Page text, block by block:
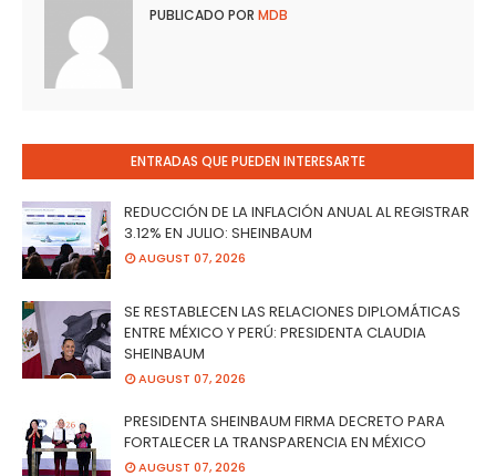
PUBLICADO POR MDB
ENTRADAS QUE PUEDEN INTERESARTE
REDUCCIÓN DE LA INFLACIÓN ANUAL AL REGISTRAR
3.12% EN JULIO: SHEINBAUM
AUGUST 07, 2026
SE RESTABLECEN LAS RELACIONES DIPLOMÁTICAS
ENTRE MÉXICO Y PERÚ: PRESIDENTA CLAUDIA
SHEINBAUM
AUGUST 07, 2026
PRESIDENTA SHEINBAUM FIRMA DECRETO PARA
FORTALECER LA TRANSPARENCIA EN MÉXICO
AUGUST 07, 2026